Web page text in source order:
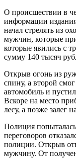
О происшествии в
информации
начал стрелять из
мужчин, которые
которые явились с
сумму 140 тысяч
Открыв огонь из
спину, а второй
автомобиль и
Вскоре на место
лесу, а позже залег
Полиция попыталась
переговоров
полиции. Открыв
мужчину. От